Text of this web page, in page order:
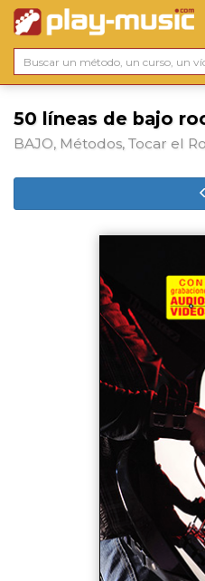
50 líneas de bajo
BAJO, Métodos, Tocar el